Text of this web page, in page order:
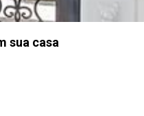
sua casa